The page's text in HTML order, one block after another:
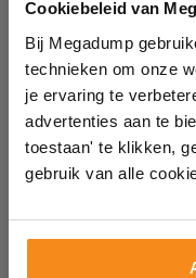
Cookiebeleid van
Bij Megadump
technieken om onze
je ervaring te
advertenties aan te
toestaan' te klikken,
gebruik van alle
Laat je
ervaren adviseurs
tegels & sanitair